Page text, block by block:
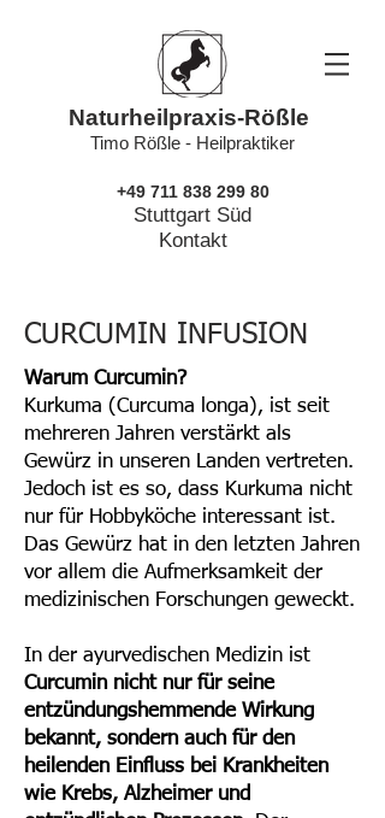
Naturheilpraxis-Rößle
Timo Rößle - Heilpraktiker
+49 711 838 299 80
Stuttgart Süd
Kontakt
CURCUMIN INFUSION
Warum Curcumin?
Kurkuma (Curcuma longa), ist seit
mehreren Jahren verstärkt als
Gewürz in unseren Landen vertreten.
Jedoch ist es so, dass Kurkuma nicht
nur für Hobbyköche interessant ist.
Das Gewürz hat in den letzten Jahren
vor allem die Aufmerksamkeit der
medizinischen Forschungen geweckt.
In der ayurvedischen Medizin ist
Curcumin nicht nur für seine
entzündungshemmende Wirkung
bekannt, sondern auch für den
heilenden Einfluss bei Krankheiten
wie Krebs, Alzheimer und